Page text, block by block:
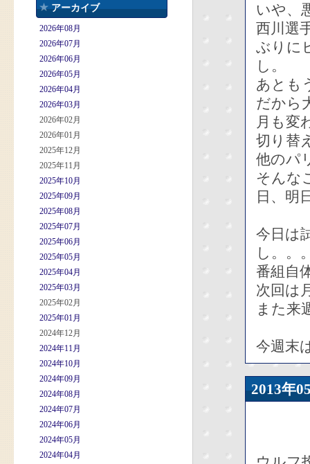
アーカイブ
2026年08月
2026年07月
2026年06月
2026年05月
2026年04月
2026年03月
2026年02月
2026年01月
2025年12月
2025年11月
2025年10月
2025年09月
2025年08月
2025年07月
2025年06月
2025年05月
2025年04月
2025年03月
2025年02月
2025年01月
2024年12月
2024年11月
2024年10月
2024年09月
2024年08月
2024年07月
2024年06月
2024年05月
2024年04月
いや、
西川選
ぶりに
し。
あとも
だから
月も変
切り替
他のパ
そんな
日、明
今日は
し。。
番組自
次回は
また来
今週末
2013年